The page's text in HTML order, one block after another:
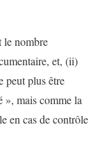
le nombre
et, (ii)
peut plus être
», mais comme la
en cas de contrôle